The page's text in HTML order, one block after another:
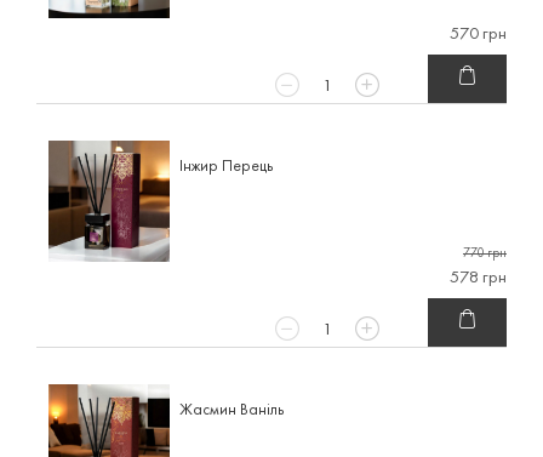
570 грн
Інжир Перець
770 грн
578 грн
Жасмин Ваніль